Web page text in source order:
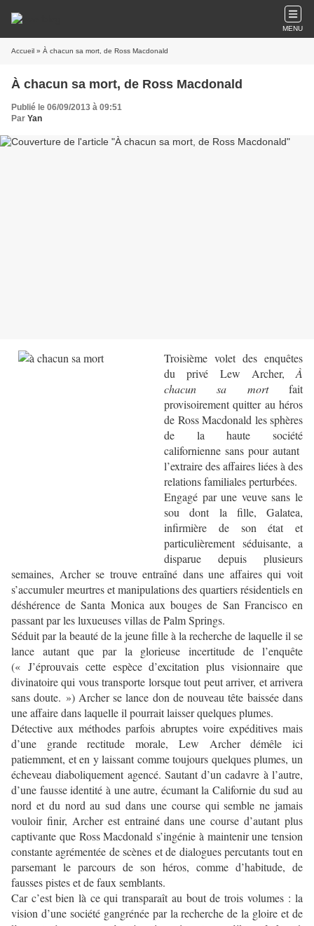
MENU
Accueil » À chacun sa mort, de Ross Macdonald
À chacun sa mort, de Ross Macdonald
Publié le 06/09/2013 à 09:51
Par Yan
Troisième volet des enquêtes
du privé Lew Archer, À
chacun sa mortfait
provisoirement quitter au héros
de Ross Macdonald les sphères
de la haute société
californienne sans pour autant
l’extraire des affaires liées à des
relations familiales perturbées.
Engagé par une veuve sans le
sou dont la fille, Galatea,
infirmière de son état et
particulièrement séduisante, a
disparue depuis plusieurs
semaines, Archer se trouve entraîné dans une affaires qui voit
s’accumuler meurtres et manipulations des quartiers résidentiels en
déshérence de Santa Monica aux bouges de San Francisco en
passant par les luxueuses villas de Palm Springs.
Séduit par la beauté de la jeune fille à la recherche de laquelle il se
lance autant que par la glorieuse incertitude de l’enquête
(« J’éprouvais cette espèce d’excitation plus visionnaire que
divinatoire qui vous transporte lorsque tout peut arriver, et arrivera
sans doute. ») Archer se lance don de nouveau tête baissée dans
une affaire dans laquelle il pourrait laisser quelques plumes.
Détective aux méthodes parfois abruptes voire expéditives mais
d’une grande rectitude morale, Lew Archer démêle ici
patiemment, et en y laissant comme toujours quelques plumes, un
écheveau diaboliquement agencé. Sautant d’un cadavre à l’autre,
d’une fausse identité à une autre, écumant la Californie du sud au
nord et du nord au sud dans une course qui semble ne jamais
vouloir finir, Archer est entrainé dans une course d’autant plus
captivante que Ross Macdonald s’ingénie à maintenir une tension
constante agrémentée de scènes et de dialogues percutants tout en
parsemant le parcours de son héros, comme d’habitude, de
fausses pistes et de faux semblants.
Car c’est bien là ce qui transparaît au bout de trois volumes : la
vision d’une société gangrénée par la recherche de la gloire et de